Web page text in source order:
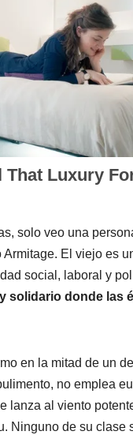
solo veo una
El viejo es
social, laboral y
solidario donde las
en la mitad de un
no emplea
lanza al viento
Ninguno de su